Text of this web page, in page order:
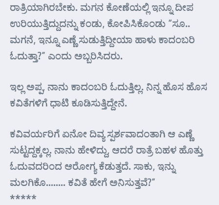
ರಾತ್ರಿಯಾಗಿರಬೇಕು. ಮಗನ ಕೋಣೆಯಲ್ಲಿ ಇನ್ನೂ ದೀಪ
ಉರಿಯುತ್ತಿದ್ದುದನ್ನು ಕಂಡು, ಕೋಪಿಸಿಕೊಂಡು “ಸೂ..
ಮಗನೆ, ಇನ್ನೂ ಎಣ್ಣೆ ಸುಡುತ್ತಿದ್ದೀಯಾ ಹಾಳು ಕಾದಂಬರಿ
ಓದುತ್ತಾ?” ಎಂದು ಅಬ್ಬರಿಸಿದರು.
ಇಲ್ಲ ಅಪ್ಪ, ನಾನು ಕಾದಂಬರಿ ಓದುತ್ತಿಲ್ಲ. ನಿನ್ನ ಹೊಸ ಹೊಸ
ಕವಿತೆಗಳಿಗೆ ಧಾಟಿ ಕೂಡಿಸುತ್ತಿದ್ದೇನೆ.
ಕವಿವರ್ಯರಿಗೆ ಏನೋ ದಿವ್ಯ ಸ್ಪರ್ಶವಾದಂತಾಗಿ ಆ ಎಣ್ಣೆ
ಸುಟ್ಟದ್ದಕ್ಕಲ್ಲ. ನಾನು ಹೇಳಿದ್ದು, ಆದರೆ ರಾತ್ರೆ ಬಹಳ ಹೊತ್ತು
ಓದುವದರಿಂದ ಆರೋಗ್ಯ ಕೆಡುತ್ತದೆ. ಸಾಕು, ಇನ್ನು
ಮಲಗಿಕೊ…….. ಕವಿತೆ ಹೇಗೆ ಅನಿಸುತ್ತವೆ?”
*****